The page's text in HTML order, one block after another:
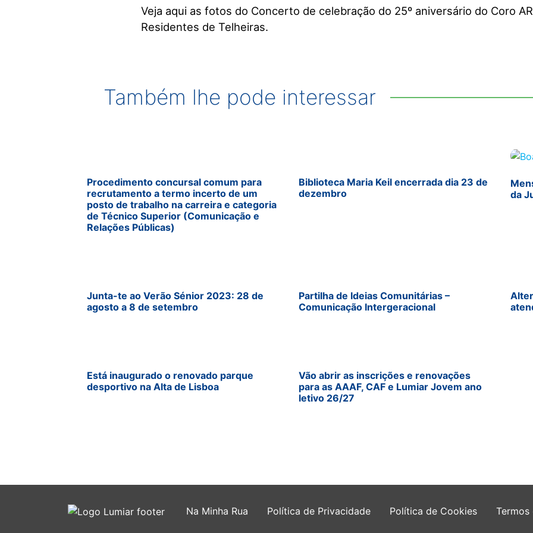
Veja aqui as fotos do Concerto de celebração do 25º aniversário do Coro
Residentes de Telheiras.
Também lhe pode interessar
Procedimento concursal comum para
recrutamento a termo incerto de um
posto de trabalho na carreira e categoria
de Técnico Superior (Comunicação e
Relações Públicas)
Biblioteca Maria Keil encerrada dia 23 de
dezembro
da
Junta-te ao Verão Sénior 2023: 28 de
agosto a 8 de setembro
Partilha de Ideias Comunitárias –
Comunicação Intergeracional
Está inaugurado o renovado parque
desportivo na Alta de Lisboa
Vão abrir as inscrições e renovações
para as AAAF, CAF e Lumiar Jovem ano
letivo 26/27
Na Minha Rua Política de Privacidade Política de Cookies